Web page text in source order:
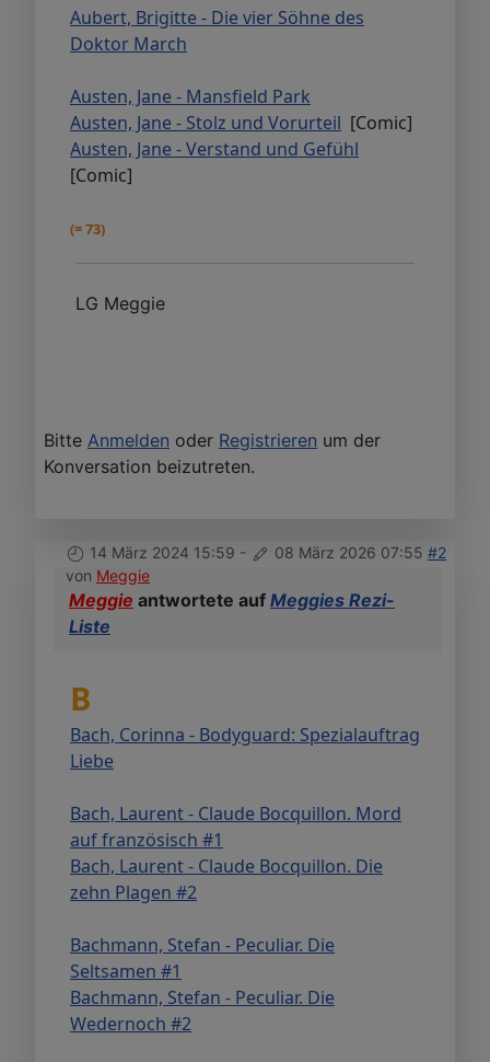
Aubert, Brigitte - Die vier Söhne des
Doktor March
Austen, Jane - Mansfield Park
Austen, Jane - Stolz und Vorurteil [Comic]
Austen, Jane - Verstand und Gefühl
[Comic]
(= 73)
LG Meggie
Bitte Anmelden oder Registrieren um der
Konversation beizutreten.
14 März 2024 15:59 - 08 März 2026 07:55 #2
von Meggie
Meggie antwortete auf Meggies Rezi-
Liste
B
Bach, Corinna - Bodyguard: Spezialauftrag
Liebe
Bach, Laurent - Claude Bocquillon. Mord
auf französisch #1
Bach, Laurent - Claude Bocquillon. Die
zehn Plagen #2
Bachmann, Stefan - Peculiar. Die
Seltsamen #1
Bachmann, Stefan - Peculiar. Die
Wedernoch #2